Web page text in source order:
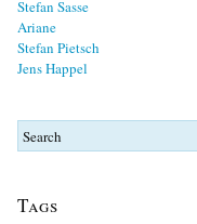
Stefan Sasse
Ariane
Stefan Pietsch
Jens Happel
Tags